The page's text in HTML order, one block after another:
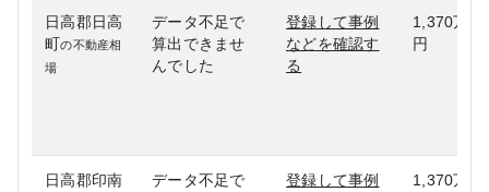
日高郡日高
町の不動産相
場
データ不足で
算出できませ
んでした
登録して事例
などを確認す
る
1,370万
円
日高郡印南
データ不足で
登録して事例
1,370万